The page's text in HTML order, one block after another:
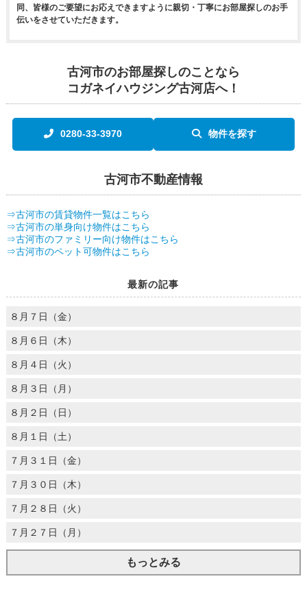
同、皆様のご要望にお応えできますように親切・丁寧にお部屋探しのお手
伝いをさせていただきます。
古河市のお部屋探しのことなら
コガネイハウジング古河店へ！
0280-33-3970 物件を探す
古河市不動産情報
⇒古河市の賃貸物件一覧はこちら
⇒古河市の単身向け物件はこちら
⇒古河市のファミリー向け物件はこちら
⇒古河市のペット可物件はこちら
最新の記事
８月７日（金）
８月６日（木）
８月４日（火）
８月３日（月）
８月２日（日）
８月１日（土）
７月３１日（金）
７月３０日（木）
７月２８日（火）
７月２７日（月）
もっとみる